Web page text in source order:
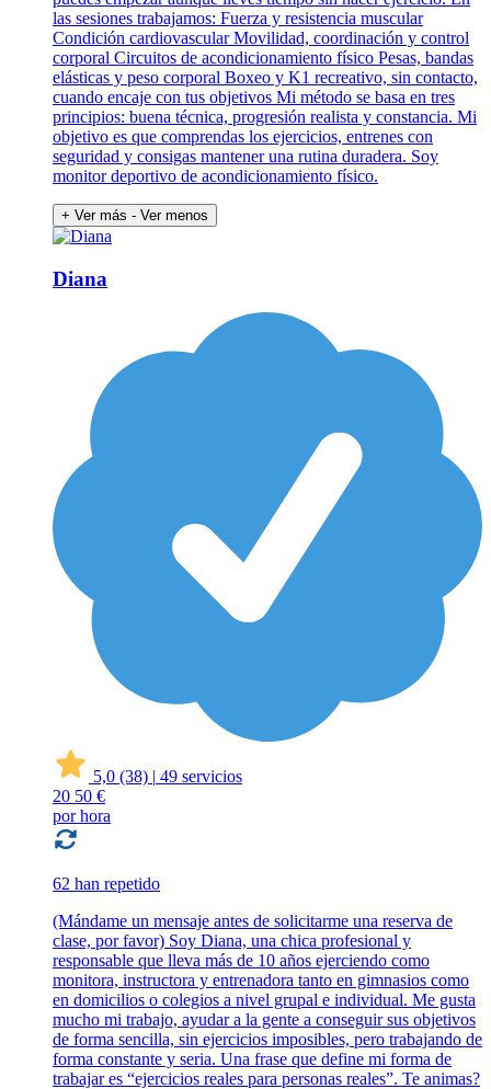
las sesiones trabajamos: Fuerza y resistencia muscular
Condición cardiovascular Movilidad, coordinación y control
corporal Circuitos de acondicionamiento físico Pesas, bandas
elásticas y peso corporal Boxeo y K1 recreativo, sin contacto,
cuando encaje con tus objetivos Mi método se basa en tres
principios: buena técnica, progresión realista y constancia. Mi
objetivo es que comprendas los ejercicios, entrenes con
seguridad y consigas mantener una rutina duradera. Soy
monitor deportivo de acondicionamiento físico.
+ Ver más - Ver menos
Diana
5,0 (38) | 49 servicios
20 50 €
por hora
62 han repetido
(Mándame un mensaje antes de solicitarme una reserva de
clase, por favor) Soy Diana, una chica profesional y
responsable que lleva más de 10 años ejerciendo como
monitora, instructora y entrenadora tanto en gimnasios como
en domicilios o colegios a nivel grupal e individual. Me gusta
mucho mi trabajo, ayudar a la gente a conseguir sus objetivos
de forma sencilla, sin ejercicios imposibles, pero trabajando de
forma constante y seria. Una frase que define mi forma de
trabajar es “ejercicios reales para personas reales”. Te animas?